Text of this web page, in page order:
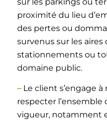
proximité du lieu
des pertes ou
survenus sur les
stationnements ou
domaine public.
– Le client s’engage
respecter l’ensemble
vigueur, notamment